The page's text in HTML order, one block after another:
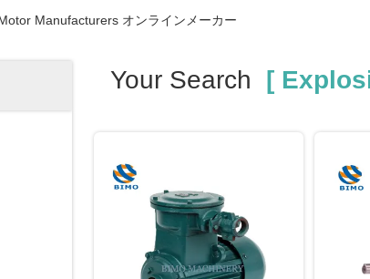
Manufacturers オンラインメーカー
Your Search [